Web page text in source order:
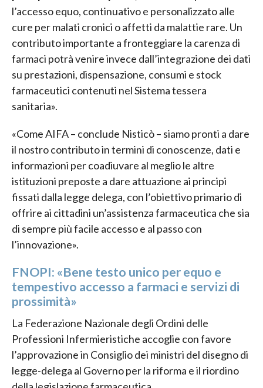
l’accesso equo, continuativo e personalizzato alle
cure per malati cronici o affetti da malattie rare. Un
contributo importante a fronteggiare la carenza di
farmaci potrà venire invece dall’integrazione dei dati
su prestazioni, dispensazione, consumi e stock
farmaceutici contenuti nel Sistema tessera
sanitaria».
«Come AIFA – conclude Nisticò – siamo pronti a dare
il nostro contributo in termini di conoscenze, dati e
informazioni per coadiuvare al meglio le altre
istituzioni preposte a dare attuazione ai principi
fissati dalla legge delega, con l’obiettivo primario di
offrire ai cittadini un’assistenza farmaceutica che sia
di sempre più facile accesso e al passo con
l’innovazione».
FNOPI: «Bene testo unico per equo e
tempestivo accesso a farmaci e servizi di
prossimità»
La Federazione Nazionale degli Ordini delle
Professioni Infermieristiche accoglie con favore
l’approvazione in Consiglio dei ministri del disegno di
legge-delega al Governo per la riforma e il riordino